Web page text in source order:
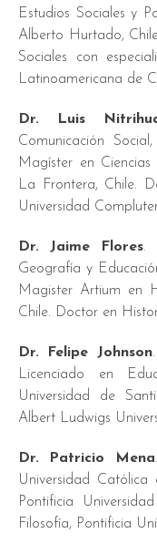
Estudios Sociales y
Alberto Hurtado,
Sociales con
Latinoamericana de
Dr. Luis
Comunicación
Magíster en
La Frontera, Chile.
Universidad
Dr. Jaime Flores.
Geografía y
Magister Artium en
Chile. Doctor en
Dr. Felipe Johnson
Licenciado en
Universidad de
Albert Ludwigs
Dr. Patricio Mena
Universidad Católica
Pontificia
Filosofía, Pontificia